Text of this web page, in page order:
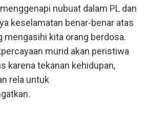
nubuat dalam PL dan
keselamatan benar-benar atas
mengasihi kita orang berdosa.
murid akan peristiwa
karena tekanan kehidupan,
rela untuk